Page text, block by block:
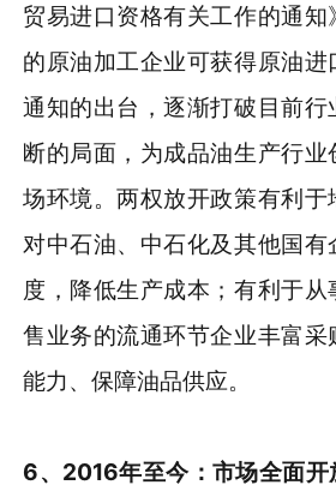
贸易进口资格有关工作的通
的原油加工企业可获得原油
通知的出台，逐渐打破目前
断的局面，为成品油生产行
场环境。两权放开政策有利
对中石油、中石化及其他国有
度，降低生产成本；有利于
售业务的流通环节企业丰富采
能力、保障油品供应。
6、2016年至今：市场全面开